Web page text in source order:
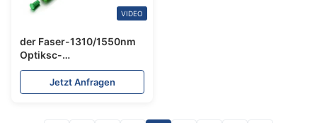
VIDEO
der Faser-1310/1550nm
Optiksc-
Simplexverbindungsstück
verbindungsstück-Kit
Strong Compatibility-PBT
Jetzt Anfragen